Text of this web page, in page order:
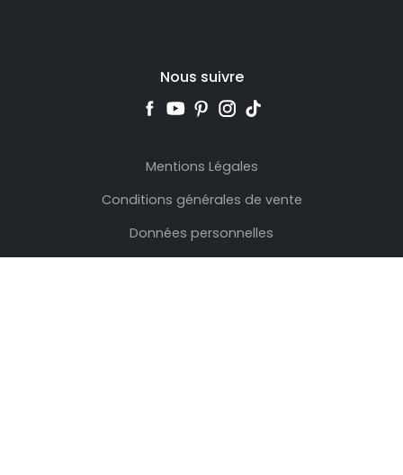
Nous suivre
Mentions Légales
Conditions générales de vente
Données personnelles